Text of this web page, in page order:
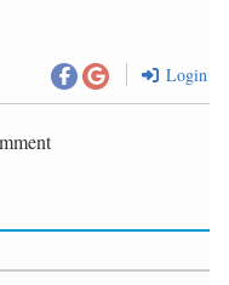
Login